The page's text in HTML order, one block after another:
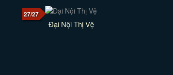
27/27
Đại Nội Thị Vệ